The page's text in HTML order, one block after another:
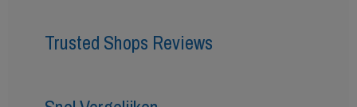
Trusted Shops Reviews